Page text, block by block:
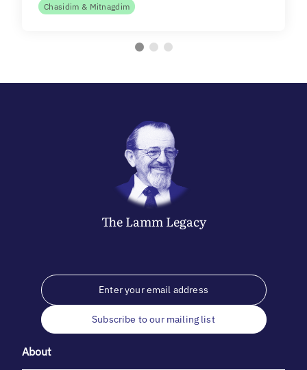
Chasidim & Mitnagdim
The LammLegacy
Subscribe to our mailing list
About